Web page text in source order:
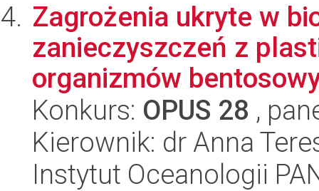
Zagrożenia ukryte w
zanieczyszczeń z
organizmów
Konkurs: OPUS 28 ,
Kierownik: dr Anna
Instytut Oceanologii